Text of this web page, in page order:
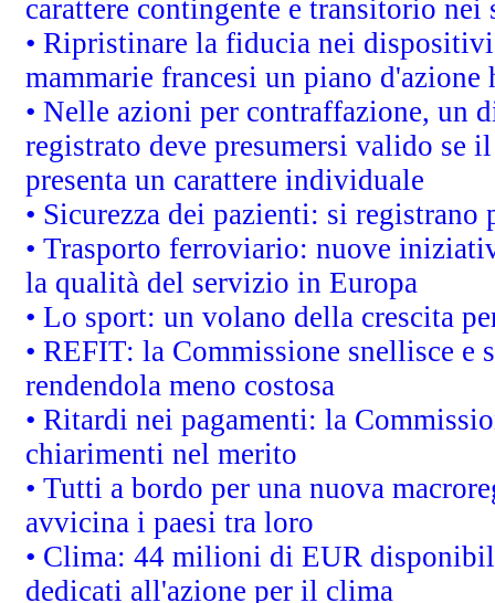
carattere contingente e transitorio
• Ripristinare la fiducia nei
mammarie francesi un piano
• Nelle azioni per contraffazione, un
registrato deve presumersi valido se
presenta un carattere individuale
• Sicurezza dei pazienti: si
• Trasporto ferroviario: nuove
la qualità del servizio in Europa
• Lo sport: un volano della crescita
• REFIT: la Commissione snellisce
rendendola meno costosa
• Ritardi nei pagamenti: la
chiarimenti nel merito
• Tutti a bordo per una nuova
avvicina i paesi tra loro
• Clima: 44 milioni di EUR
dedicati all'azione per il clima